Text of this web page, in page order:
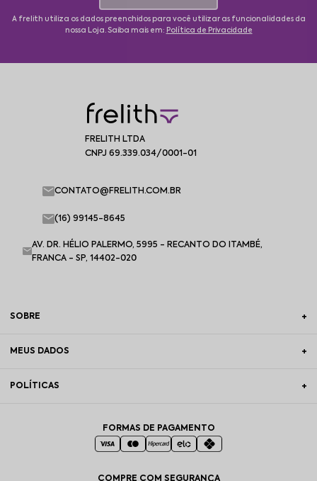
A frelith utiliza os dados preenchidos para você utilizar as funcionalidades da
nossa Loja. Saiba mais em: Política de Privacidade
FRELITH LTDA
CNPJ 69.339.034/0001-01
CONTATO@FRELITH.COM.BR
(16) 99145-8645
AV. DR. HÉLIO PALERMO, 5995 - RECANTO DO ITAMBÉ,
FRANCA - SP, 14402-020
SOBRE
MEUS DADOS
POLÍTICAS
FORMAS DE PAGAMENTO
COMPRE COM SEGURANÇA